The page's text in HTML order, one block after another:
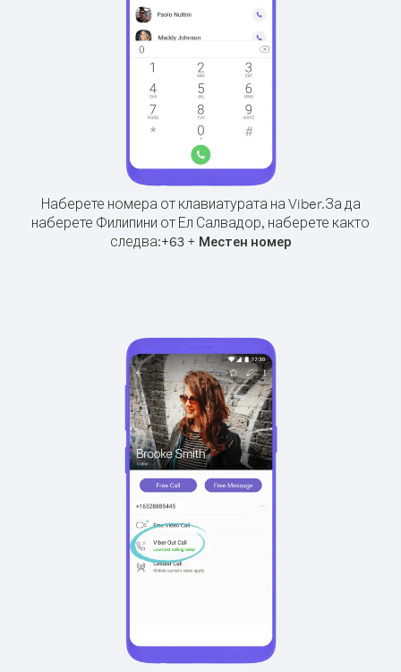
Наберете номера от клавиатурата на Viber.За да
наберете Филипини от Ел Салвадор, наберете както
следва:+63+ Местен номер